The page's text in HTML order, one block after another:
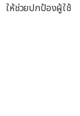
ให้ช่วยปกป้องผู้ใช้